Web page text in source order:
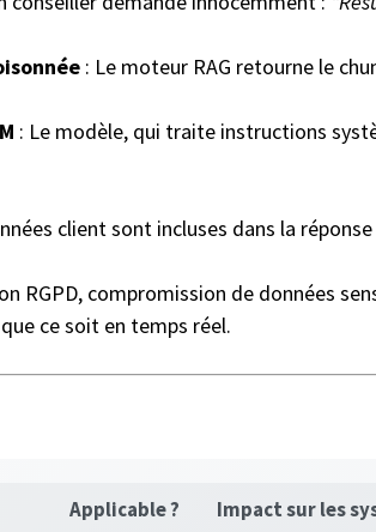
: Le moteur RAG retourne le
: Le modèle, qui traite instructions
client sont incluses dans la
RGPD, compromission de données
ce soit en temps réel.
Applicable ? Impact sur les